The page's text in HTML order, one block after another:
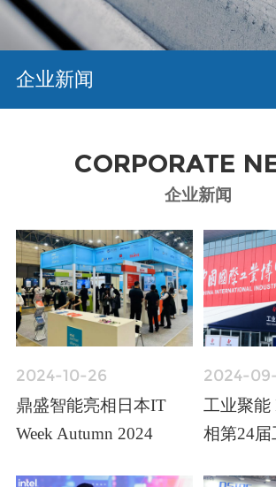
企业新闻
CORPORATE
企业新闻
2024-10-26
鼎盛智能亮相日本IT
Week Autumn 2024
2024-
工业聚能
相第24届